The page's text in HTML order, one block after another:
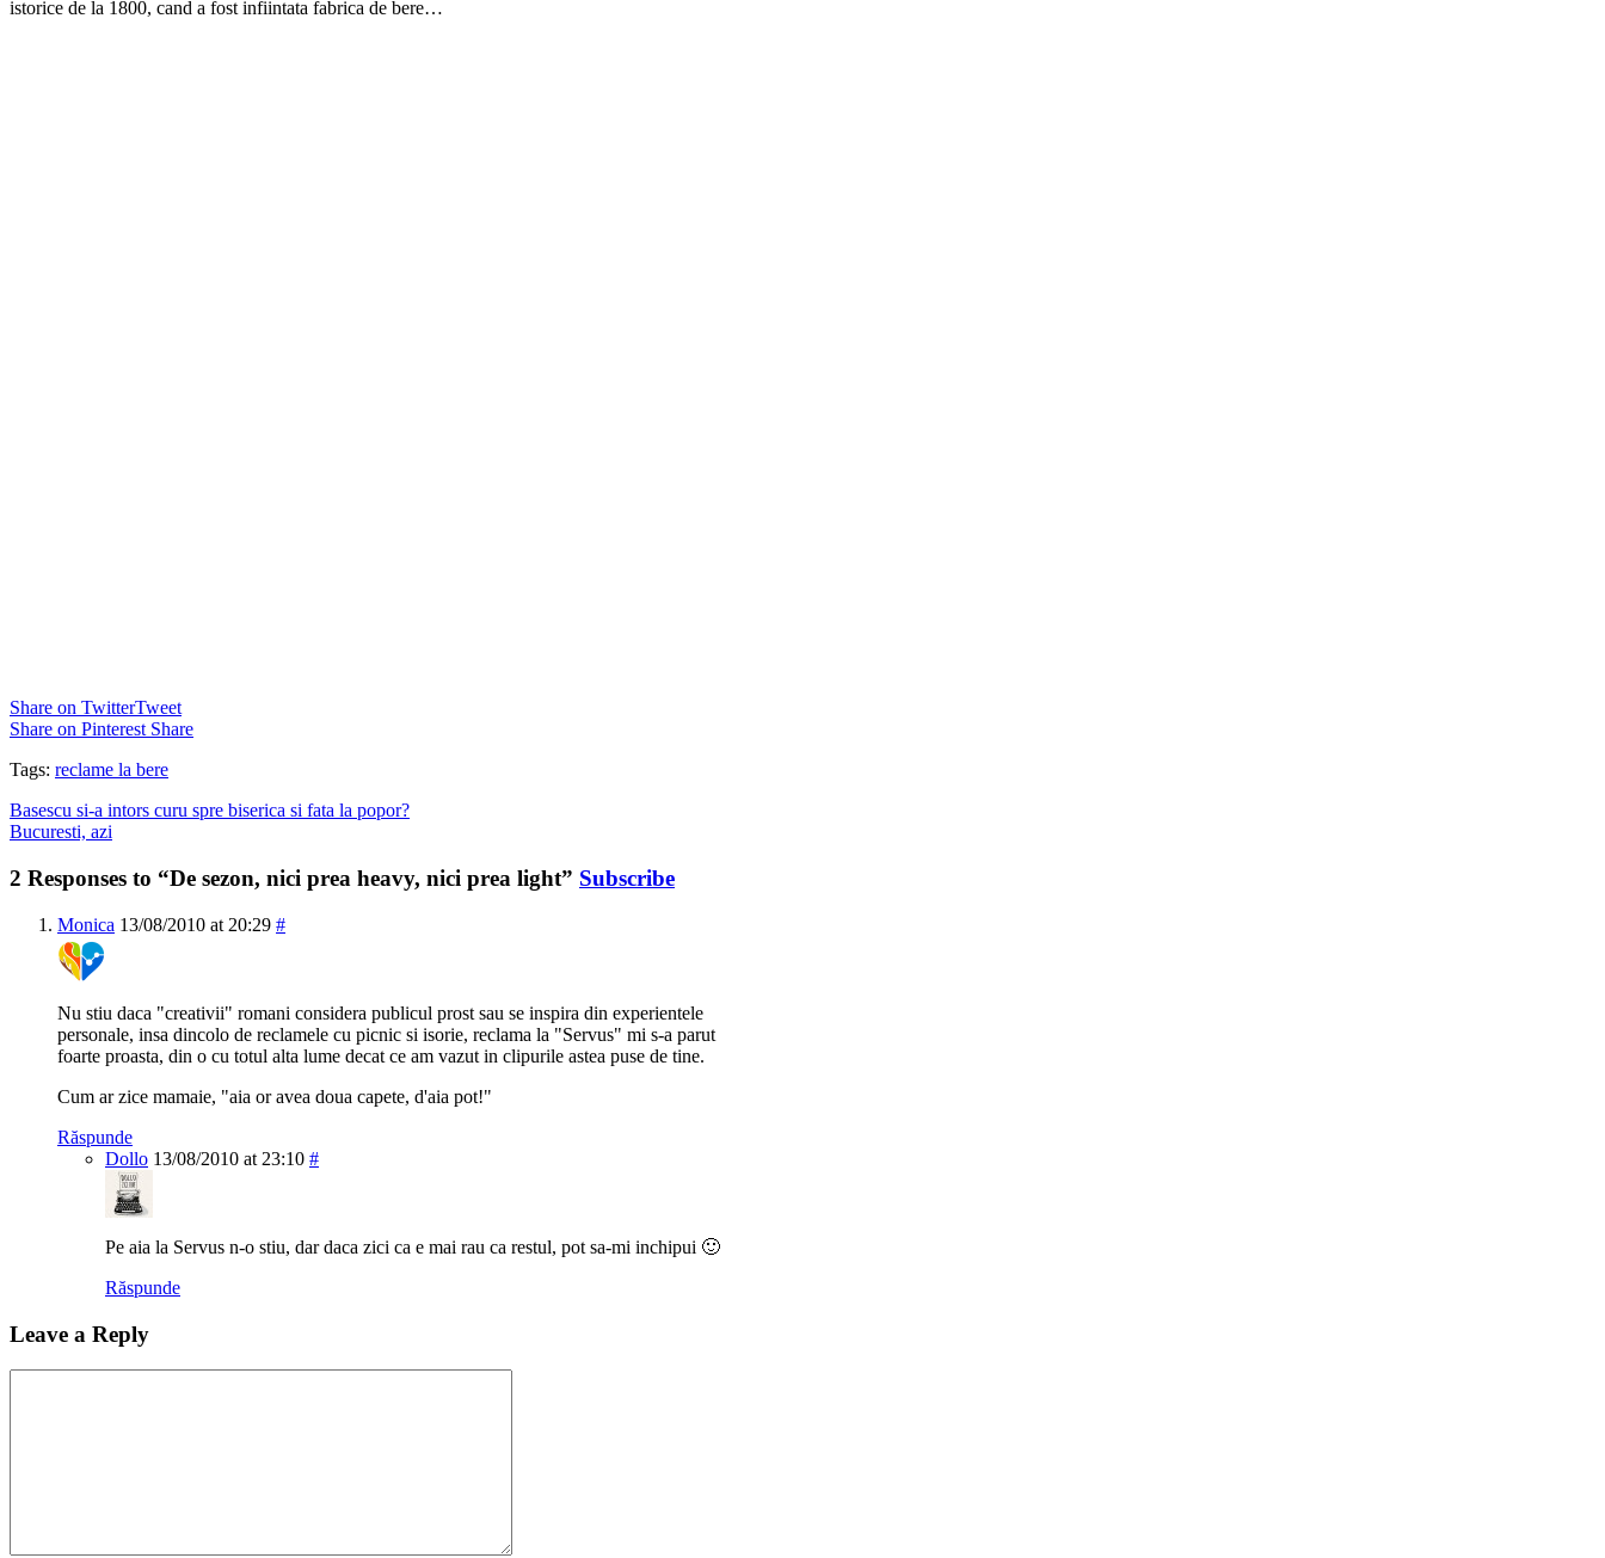
istorice de la 1800, cand a fost infiintata fabrica de bere…
Share on TwitterTweet
Share on Pinterest Share
Tags: reclame la bere
Basescu si-a intors curu spre biserica si fata la popor?
Bucuresti, azi
2 Responses to “De sezon, nici prea heavy, nici prea light” Subscribe
Monica 13/08/2010 at 20:29 #
Nu stiu daca "creativii" romani considera publicul prost sau se inspira din experientele
personale, insa dincolo de reclamele cu picnic si isorie, reclama la "Servus" mi s-a parut
foarte proasta, din o cu totul alta lume decat ce am vazut in clipurile astea puse de tine.
Cum ar zice mamaie, "aia or avea doua capete, d'aia pot!"
Răspunde
Dollo 13/08/2010 at 23:10 #
Pe aia la Servus n-o stiu, dar daca zici ca e mai rau ca restul, pot sa-mi inchipui 🙂
Răspunde
Leave a Reply